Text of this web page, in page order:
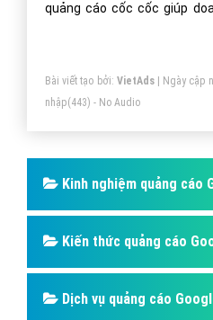
quảng cáo cốc cốc giúp
dụng trình duyệt cốc cốc.
Bài viết tạo bởi: VietAds| Ngày cập
nhập(443) - No Audio
Kinh nghiệm quảng cáo
Kiến thức quảng cáo
Dịch vụ quảng cáo